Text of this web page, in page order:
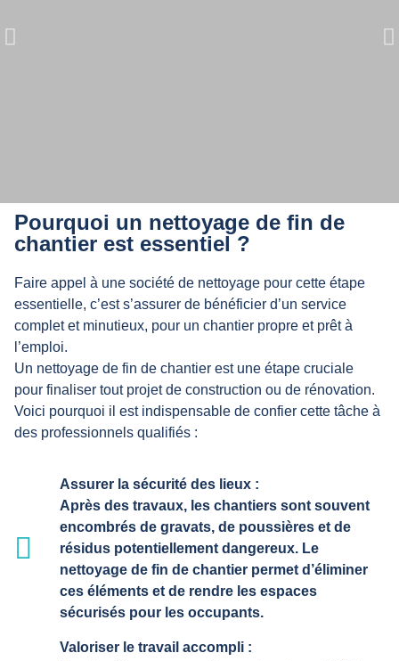
Notre entreprise intervient pour
différents types de chantiers, pour
les particuliers et les professionnels.
Pourquoi un nettoyage de fin de
chantier est essentiel ?
Faire appel à une société de nettoyage pour cette étape
essentielle, c’est s’assurer de bénéficier d’un service
complet et minutieux, pour un chantier propre et prêt à
l’emploi.
Un nettoyage de fin de chantier est une étape cruciale
pour finaliser tout projet de construction ou de rénovation.
Voici pourquoi il est indispensable de confier cette tâche à
des professionnels qualifiés :
Assurer la sécurité des lieux :
Après des travaux, les chantiers sont souvent
encombrés de gravats, de poussières et de
résidus potentiellement dangereux. Le
nettoyage de fin de chantier permet d’éliminer
ces éléments et de rendre les espaces
sécurisés pour les occupants.
Valoriser le travail accompli :